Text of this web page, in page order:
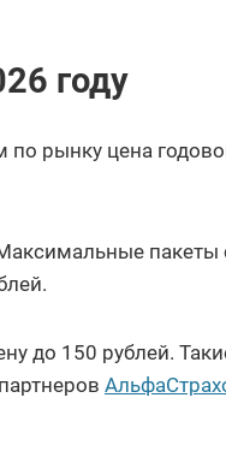
году
по рынку цена
пакеты
до 150 рублей.